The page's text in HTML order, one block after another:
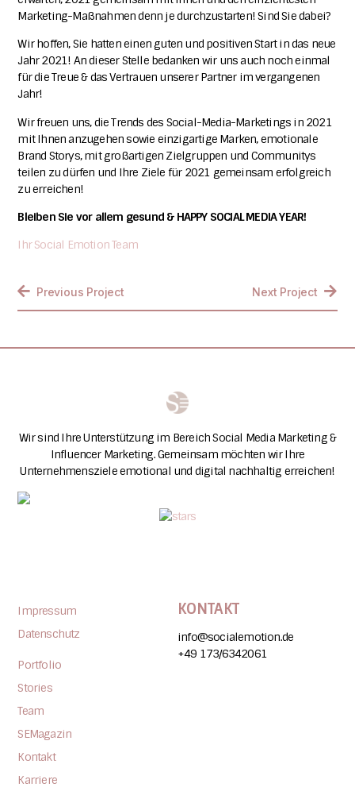
Marketing-Maßnahmen denn je durchzustarten! Sind Sie dabei?
Wir hoffen, Sie hatten einen guten und positiven Start in das neue
Jahr 2021! An dieser Stelle bedanken wir uns auch noch einmal
für die Treue & das Vertrauen unserer Partner im vergangenen
Jahr!
Wir freuen uns,die Trends des Social-Media-Marketings in 2021
mit Ihnen anzugehen sowie einzigartige Marken, emotionale
Brand Storys, mit großartigen Zielgruppen und Communitys
teilen zu dürfen und Ihre Ziele für 2021 gemeinsam erfolgreich
zu erreichen!
Bleiben Sie vor allem gesund & HAPPY SOCIAL MEDIA YEAR!
Ihr Social Emotion Team
Previous Project Next Project
Wir sind Ihre Unterstützung im Bereich Social Media Marketing &
Influencer Marketing. Gemeinsam möchten wir Ihre
Unternehmensziele emotional und digital nachhaltig erreichen!
Impressum
Datenschutz
Portfolio
Stories
Team
SEMagazin
Kontakt
Karriere
KONTAKT
info@socialemotion.de
+49 173/6342061